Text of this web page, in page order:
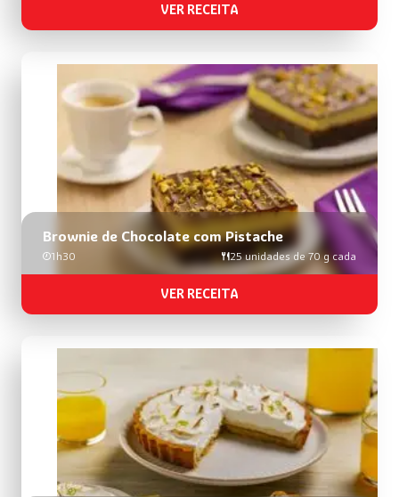
VER RECEITA
Brownie de Chocolate com Pistache
1h30 25 unidades de 70 g cada
VER RECEITA